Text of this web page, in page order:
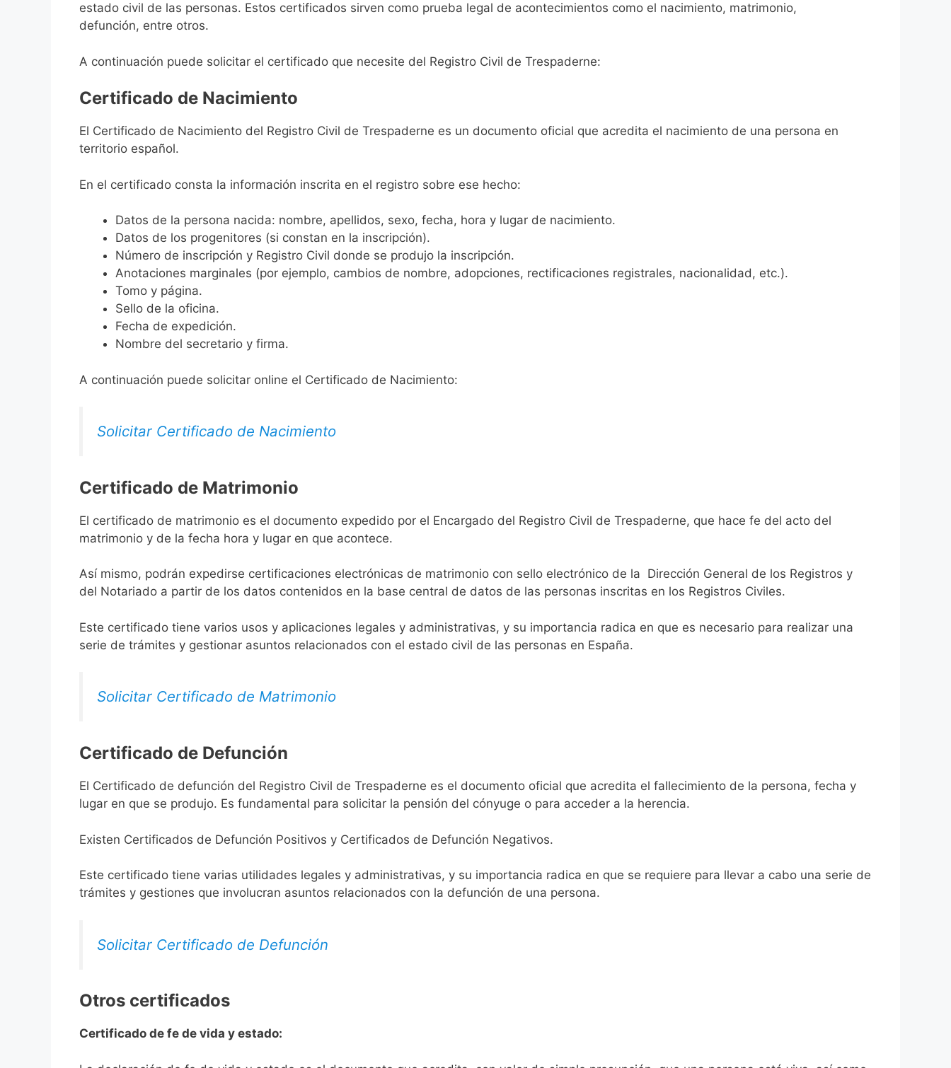
estado civil de las personas. Estos certificados sirven como prueba legal de acontecimientos como el nacimiento, matrimonio,
defunción, entre otros.
A continuación puede solicitar el certificado que necesite del Registro Civil de Trespaderne:
Certificado de Nacimiento
El Certificado de Nacimiento del Registro Civil de Trespaderne es un documento oficial que acredita el nacimiento de una persona en
territorio español.
En el certificado consta la información inscrita en el registro sobre ese hecho:
Datos de la persona nacida: nombre, apellidos, sexo, fecha, hora y lugar de nacimiento.
Datos de los progenitores (si constan en la inscripción).
Número de inscripción y Registro Civil donde se produjo la inscripción.
Anotaciones marginales (por ejemplo, cambios de nombre, adopciones, rectificaciones registrales, nacionalidad, etc.).
Tomo y página.
Sello de la oficina.
Fecha de expedición.
Nombre del secretario y firma.
A continuación puede solicitar online el Certificado de Nacimiento:
Solicitar Certificado de Nacimiento
Certificado de Matrimonio
El certificado de matrimonio es el documento expedido por el Encargado del Registro Civil de Trespaderne, que hace fe del acto del
matrimonio y de la fecha hora y lugar en que acontece.
Así mismo, podrán expedirse certificaciones electrónicas de matrimonio con sello electrónico de la Dirección General de los Registros y
del Notariado a partir de los datos contenidos en la base central de datos de las personas inscritas en los Registros Civiles.
Este certificado tiene varios usos y aplicaciones legales y administrativas, y su importancia radica en que es necesario para realizar una
serie de trámites y gestionar asuntos relacionados con el estado civil de las personas en España.
Solicitar Certificado de Matrimonio
Certificado de Defunción
El Certificado de defunción del Registro Civil de Trespaderne es el documento oficial que acredita el fallecimiento de la persona, fecha y
lugar en que se produjo. Es fundamental para solicitar la pensión del cónyuge o para acceder a la herencia.
Existen Certificados de Defunción Positivos y Certificados de Defunción Negativos.
Este certificado tiene varias utilidades legales y administrativas, y su importancia radica en que se requiere para llevar a cabo una serie de
trámites y gestiones que involucran asuntos relacionados con la defunción de una persona.
Solicitar Certificado de Defunción
Otros certificados
Certificado de fe de vida y estado: